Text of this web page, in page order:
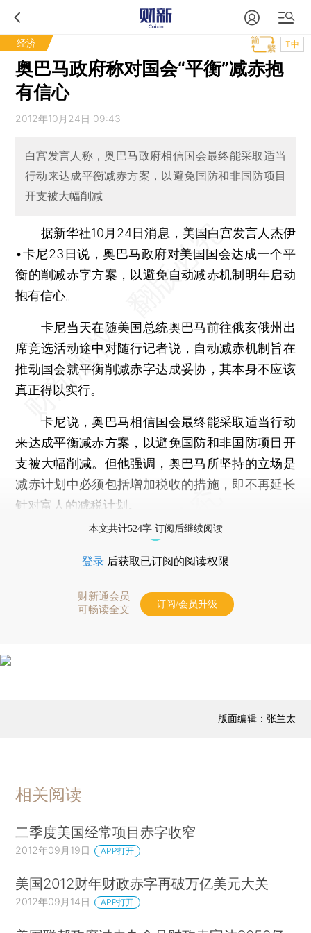
经济 T中
奥巴马政府称对国会“平衡”减赤抱
有信心
2012年10月24日 09:43
白宫发言人称，奥巴马政府相信国会最终能采取适当
行动来达成平衡减赤方案，以避免国防和非国防项目
开支被大幅削减
据新华社10月24日消息，美国白宫发言人杰伊
•卡尼23日说，奥巴马政府对美国国会达成一个平
衡的削减赤字方案，以避免自动减赤机制明年启动
抱有信心。
卡尼当天在随美国总统奥巴马前往俄亥俄州出
席竞选活动途中对随行记者说，自动减赤机制旨在
推动国会就平衡削减赤字达成妥协，其本身不应该
真正得以实行。
卡尼说，奥巴马相信国会最终能采取适当行动
来达成平衡减赤方案，以避免国防和非国防项目开
支被大幅削减。但他强调，奥巴马所坚持的立场是
减赤计划中必须包括增加税收的措施，即不再延长
针对富人的减税计划。
本文共计524字 订阅后继续阅读
登录 后获取已订阅的阅读权限
财新通会员
可畅读全文
订阅/会员升级
版面编辑：张兰太
相关阅读
二季度美国经常项目赤字收窄
2012年09月19日 APP打开
美国2012财年财政赤字再破万亿美元大关
2012年09月14日 APP打开